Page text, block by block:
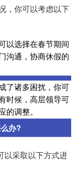
，你可以考虑以下
以选择在春节期间
沟通，协商休假的
了诸多困扰，你可
时候，高层领导可
调整。
办?
以采取以下方式进